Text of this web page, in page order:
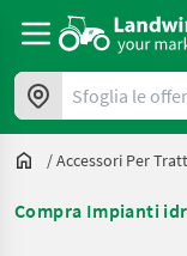
Sfoglia le offerte
/Accessori Per
Compra Impianti